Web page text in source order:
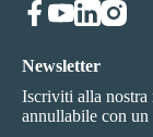
Newsletter
Iscriviti alla nostra
annullabile con